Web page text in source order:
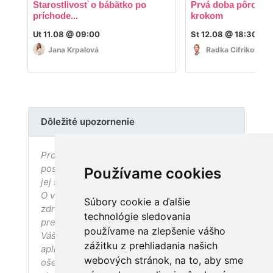
Používame cookies
Súbory cookie a ďalšie
technológie sledovania
používame na zlepšenie vášho
zážitku z prehliadania našich
webových stránok, na to, aby sme
Starostlivosť o bábätko po
príchode...
Ut 11.08 @ 09:00
Jana Krpalová
Prvá doba
krokom
St 12.08 @ 18:30
Radka Cifriková
Dôležité upozornenie
Prostredníctvom stránky nedochádza k
poskytovaniu zdravotnej starostlivosti, ani k
jej sprostredkovaniu, ani k jej nahrádzaniu.
O vhodných postupoch v oblasti
zdravia, vhodnosti postupov a odporúčaní
prezentovaných na stránke s ohľadom na
Váš zdravotný stav sa pred ich
aplikáciou vždy vopred poraďte so svojím
ošetrujúcim lekárom, a to najmä ak ste v